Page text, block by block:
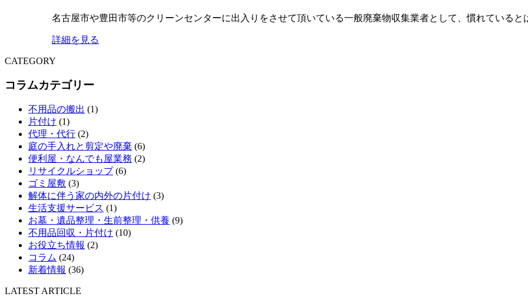
名古屋市や豊田市等のクリーンセンターに出入りをさせて頂いている一般廃棄物収集業者として、慣れている
詳細を見る
CATEGORY
コラムカテゴリー
不用品の搬出 (1)
片付け (1)
代理・代行 (2)
庭の手入れと剪定や廃棄 (6)
便利屋・なんでも屋業務 (2)
リサイクルショップ(6)
ゴミ屋敷 (3)
解体に伴う家の内外の片付け (3)
生活支援サービス (1)
お墓・遺品整理・生前整理・供養 (9)
不用品回収・片付け (10)
お役立ち情報 (2)
コラム (24)
新着情報 (36)
LATEST ARTICLE